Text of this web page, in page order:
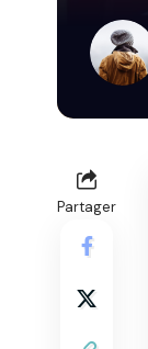
Partager